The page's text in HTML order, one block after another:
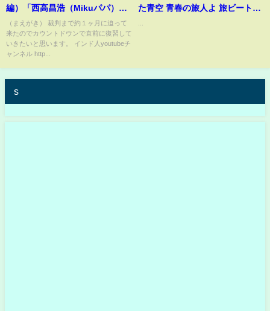
編）「西高昌浩（Mikuパパ）に
面会～原唯之スーツケース収納
術が大胆過ぎて驚愕した！～」
2024/12/12号【多摩川唯我スー
（まえがき） 裁判まで約１ヶ月に迫って
来たのでカウントドウンで直前に復習して
いきたいと思います。 インド人youtubeチ
ャンネル http...
た青空 青春の旅人よ 旅ビートダ
s